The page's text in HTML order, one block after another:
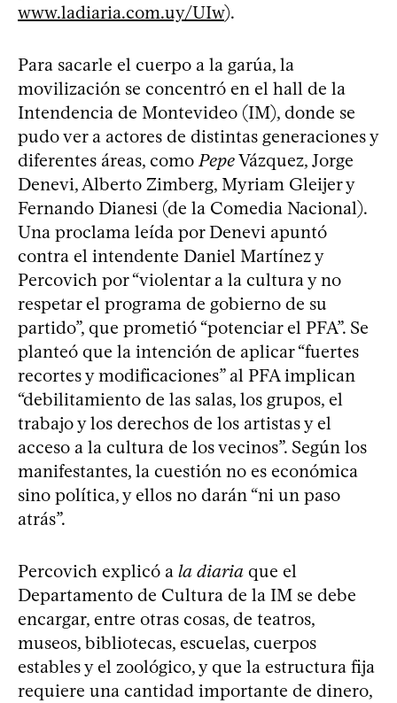
www.ladiaria.com.uy/UIw).
Para sacarle el cuerpo a la garúa, la
movilización se concentró en el hall de la
Intendencia de Montevideo (IM), donde se
pudo ver a actores de distintas generaciones y
diferentes áreas, comoPepeVázquez, Jorge
Denevi, Alberto Zimberg, Myriam Gleijer y
Fernando Dianesi (de la Comedia Nacional).
Una proclama leída por Denevi apuntó
contra el intendente Daniel Martínez y
Percovich por “violentar a la cultura y no
respetar el programa de gobierno de su
partido”, que prometió “potenciar el PFA”. Se
planteó que la intención de aplicar “fuertes
recortes y modificaciones” al PFA implican
“debilitamiento de las salas, los grupos, el
trabajo y los derechos de los artistas y el
acceso a la cultura de los vecinos”. Según los
manifestantes, la cuestión no es económica
sino política, y ellos no darán “ni un paso
atrás”.
Percovich explicó a la diaria que el
Departamento de Cultura de la IM se debe
encargar, entre otras cosas, de teatros,
museos, bibliotecas, escuelas, cuerpos
estables y el zoológico, y que la estructura fija
requiere una cantidad importante de dinero,